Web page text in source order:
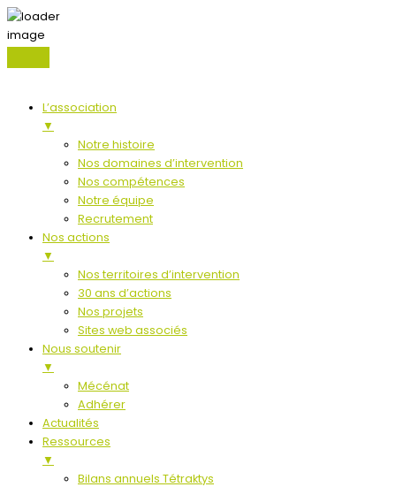
L’association
▼
Notre histoire
Nos domaines d’intervention
Nos compétences
Notre équipe
Recrutement
Nos actions
▼
Nos territoires d’intervention
30 ans d’actions
Nos projets
Sites web associés
Nous soutenir
▼
Mécénat
Adhérer
Actualités
Ressources
▼
Bilans annuels Tétraktys